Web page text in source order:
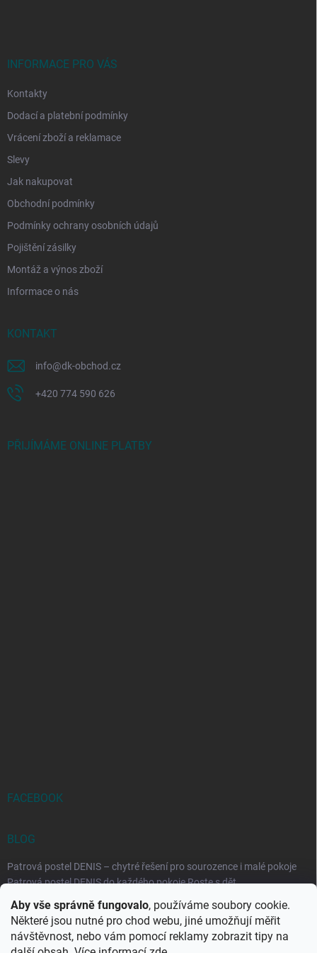
Aby vše správně fungovalo, používáme soubory cookie.
Některé jsou nutné pro chod webu, jiné umožňují měřit
návštěvnost, nebo vám pomocí reklamy zobrazit tipy na
INFORMACE PRO VÁS
Kontakty
Dodací a platební podmínky
Vrácení zboží a reklamace
Slevy
Jak nakupovat
Obchodní podmínky
Podmínky ochrany osobních údajů
Pojištění zásilky
Montáž a výnos zboží
Informace o nás
KONTAKT
info@dk-obchod.cz
+420 774 590 626
PŘIJÍMÁME ONLINE PLATBY
FACEBOOK
BLOG
Patrová postel DENIS – chytré řešení pro sourozence i malé pokoje
Patrová postel DENIS do každého pokoje Roste s dět...
Rozkládací postele RELAX – ideální řešení pro malé prostory i
každodenní spaní
Rozkládací postel, která se přizpůsobí vašemu živo...